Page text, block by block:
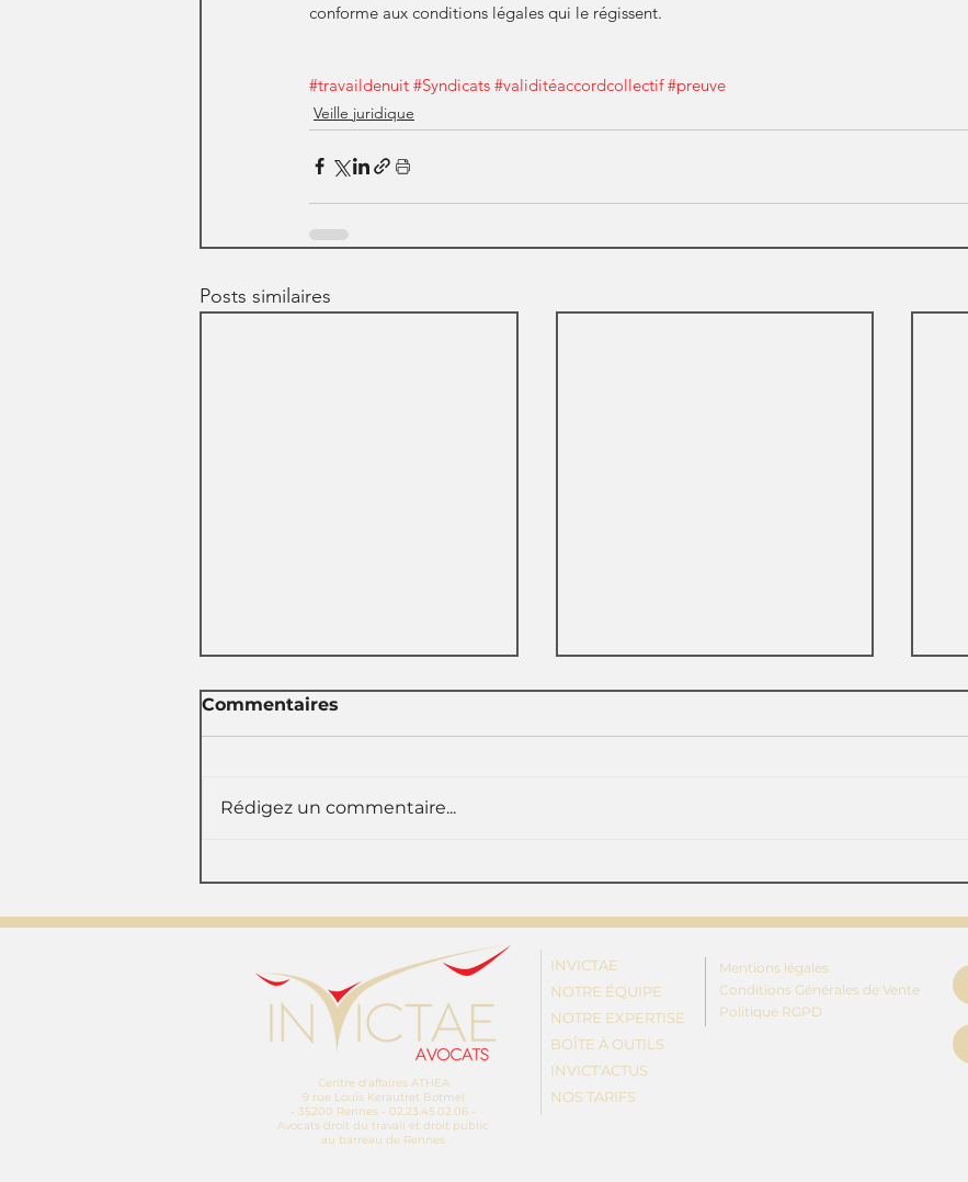
conforme aux conditions légales qui le régissent.
#travaildenuit #Syndicats #validitéaccordcollectif #preuve
Veille juridique
Posts similaires
immédiatement déclarer
procédure de
Commentaires
Rédigez un commentaire...
INVICTAE
NOTRE ÉQUIPE
NOTRE EXPERTISE
BOÎTE À OUTILS
INVICT'ACTUS
NOS TARIFS
Mentions légales
Conditions Générales de Vente
Politique RGPD
Centre d'affaires ATHEA
9 rue Louis Kerautret Botmel
- 35200 Rennes - 02.23.45.02.06 -
Avocats droit du travail et droit public
au barreau de Rennes